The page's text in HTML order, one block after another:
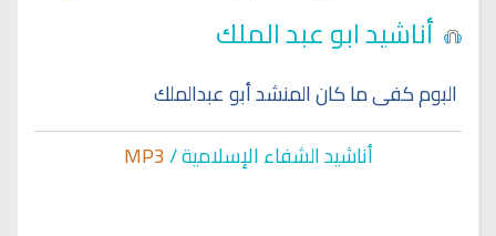
أناشيد ابو عبد الملك
البوم كفى ما كان المنشد أبو عبدالملك
أناشيد الشفاء الإسلامية /MP3